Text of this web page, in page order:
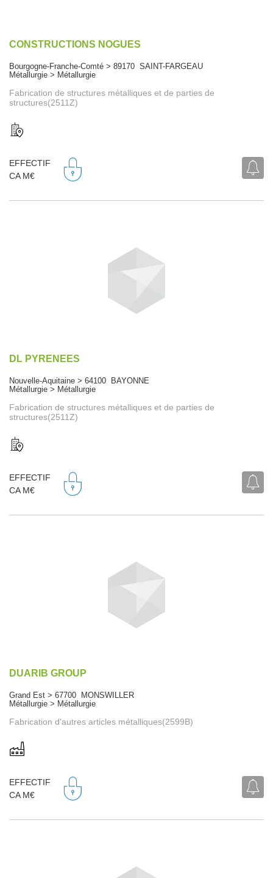
CONSTRUCTIONS NOGUES
Bourgogne-Franche-Comté > 89170 SAINT-FARGEAU
Métallurgie > Métallurgie
Fabrication de structures métalliques et de parties de
structures(2511Z)
EFFECTIF
CA M€
DL PYRENEES
Nouvelle-Aquitaine > 64100 BAYONNE
Métallurgie > Métallurgie
Fabrication de structures métalliques et de parties de
structures(2511Z)
EFFECTIF
CA M€
DUARIB GROUP
Grand Est > 67700 MONSWILLER
Métallurgie > Métallurgie
Fabrication d'autres articles métalliques(2599B)
EFFECTIF
CA M€